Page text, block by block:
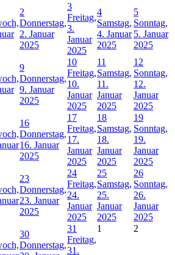
2
Donnerstag,
2. Januar
2025
3
Freitag,
3.
Januar
2025
4
Samstag,
4. Januar
2025
5
Sonntag,
5. Januar
2025
9
Donnerstag,
9. Januar
2025
10
Freitag,
10.
Januar
2025
11
Samstag,
11.
Januar
2025
12
Sonntag,
12.
Januar
2025
16
Donnerstag,
16. Januar
2025
17
Freitag,
17.
Januar
2025
18
Samstag,
18.
Januar
2025
19
Sonntag,
19.
Januar
2025
23
Donnerstag,
23. Januar
2025
24
Freitag,
24.
Januar
2025
25
Samstag,
25.
Januar
2025
26
Sonntag,
26.
Januar
2025
30
Donnerstag,
31
Freitag,
31.
1 2